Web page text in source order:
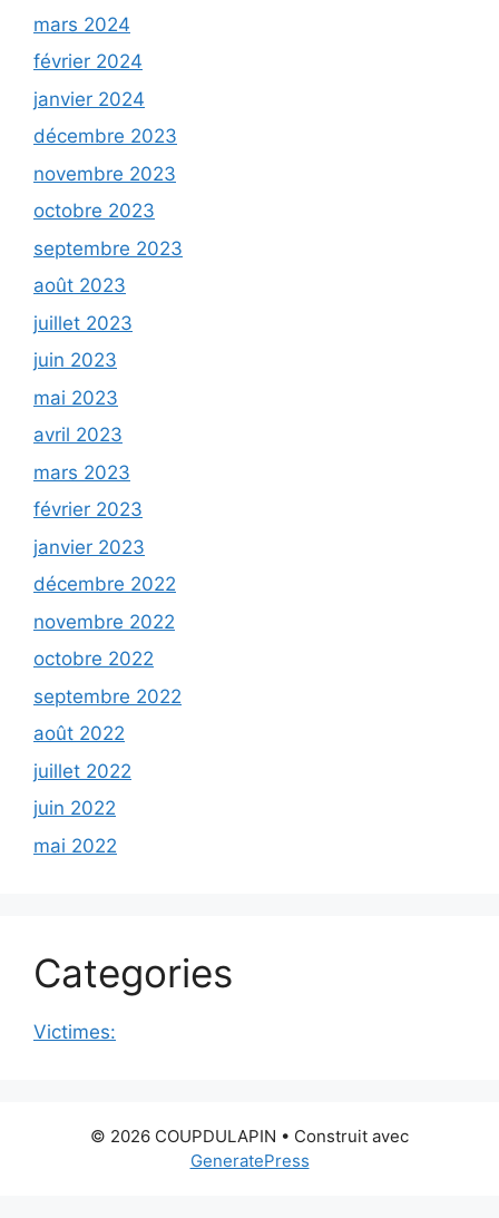
mars 2024
février 2024
janvier 2024
décembre 2023
novembre 2023
octobre 2023
septembre 2023
août 2023
juillet 2023
juin 2023
mai 2023
avril 2023
mars 2023
février 2023
janvier 2023
décembre 2022
novembre 2022
octobre 2022
septembre 2022
août 2022
juillet 2022
juin 2022
mai 2022
Categories
Victimes:
© 2026 COUPDULAPIN • Construit avec
GeneratePress